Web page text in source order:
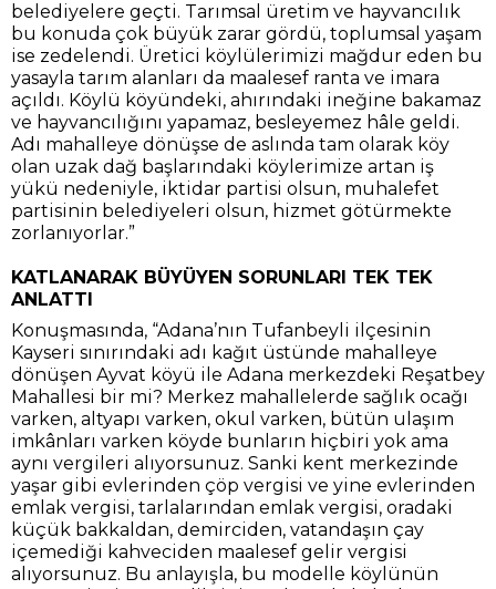
belediyelere geçti. Tarımsal üretim ve hayvancılık
bu konuda çok büyük zarar gördü, toplumsal yaşam
ise zedelendi. Üretici köylülerimizi mağdur eden bu
yasayla tarım alanları da maalesef ranta ve imara
açıldı. Köylü köyündeki, ahırındaki ineğine bakamaz
ve hayvancılığını yapamaz, besleyemez hâle geldi.
Adı mahalleye dönüşse de aslında tam olarak köy
olan uzak dağ başlarındaki köylerimize artan iş
yükü nedeniyle, iktidar partisi olsun, muhalefet
partisinin belediyeleri olsun, hizmet götürmekte
zorlanıyorlar.”
KATLANARAK BÜYÜYEN SORUNLARI TEK TEK
ANLATTI
Konuşmasında, “Adana’nın Tufanbeyli ilçesinin
Kayseri sınırındaki adı kağıt üstünde mahalleye
dönüşen Ayvat köyü ile Adana merkezdeki Reşatbey
Mahallesi bir mi? Merkez mahallelerde sağlık ocağı
varken, altyapı varken, okul varken, bütün ulaşım
imkânları varken köyde bunların hiçbiri yok ama
aynı vergileri alıyorsunuz. Sanki kent merkezinde
yaşar gibi evlerinden çöp vergisi ve yine evlerinden
emlak vergisi, tarlalarından emlak vergisi, oradaki
küçük bakkaldan, demirciden, vatandaşın çay
içemediği kahveciden maalesef gelir vergisi
alıyorsunuz. Bu anlayışla, bu modelle köylünün